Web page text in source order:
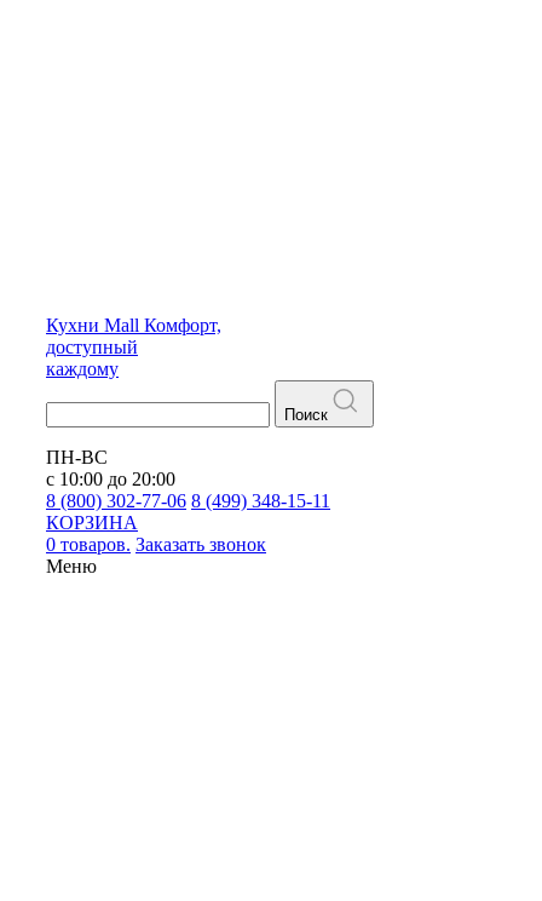
Кухни Mall Комфорт,
доступный
каждому
Поиск
ПН-ВС
с 10:00 до 20:00
8 (800) 302-77-06 8 (499) 348-15-11
КОРЗИНА
0 товаров. Заказать звонок
Меню